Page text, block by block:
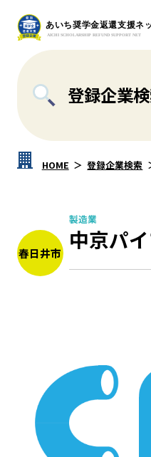
登録企業
HOME 登録企業検索
春日井市
製造業
中京パ